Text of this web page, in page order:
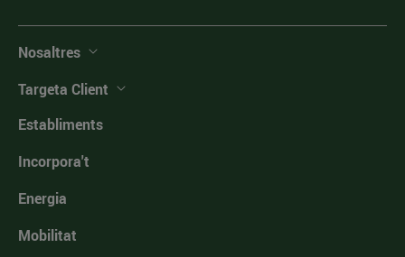
Nosaltres
Targeta Client
Establiments
Incorpora't
Energia
Mobilitat